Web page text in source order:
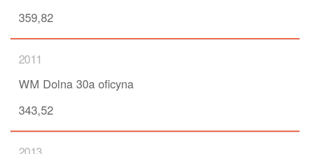
359,82
2011
WM Dolna 30a oficyna
343,52